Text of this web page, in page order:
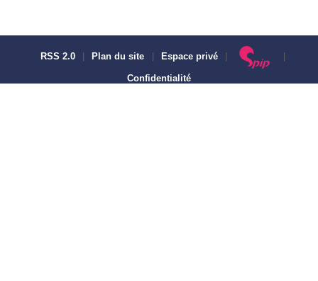
RSS 2.0 Plan du site Espace privé
Confidentialité